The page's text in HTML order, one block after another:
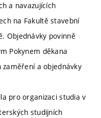
a navazujících
na Fakultě stavební
Objednávky povinně
Pokynem děkana
a objednávky
pro organizaci studia v
studijních